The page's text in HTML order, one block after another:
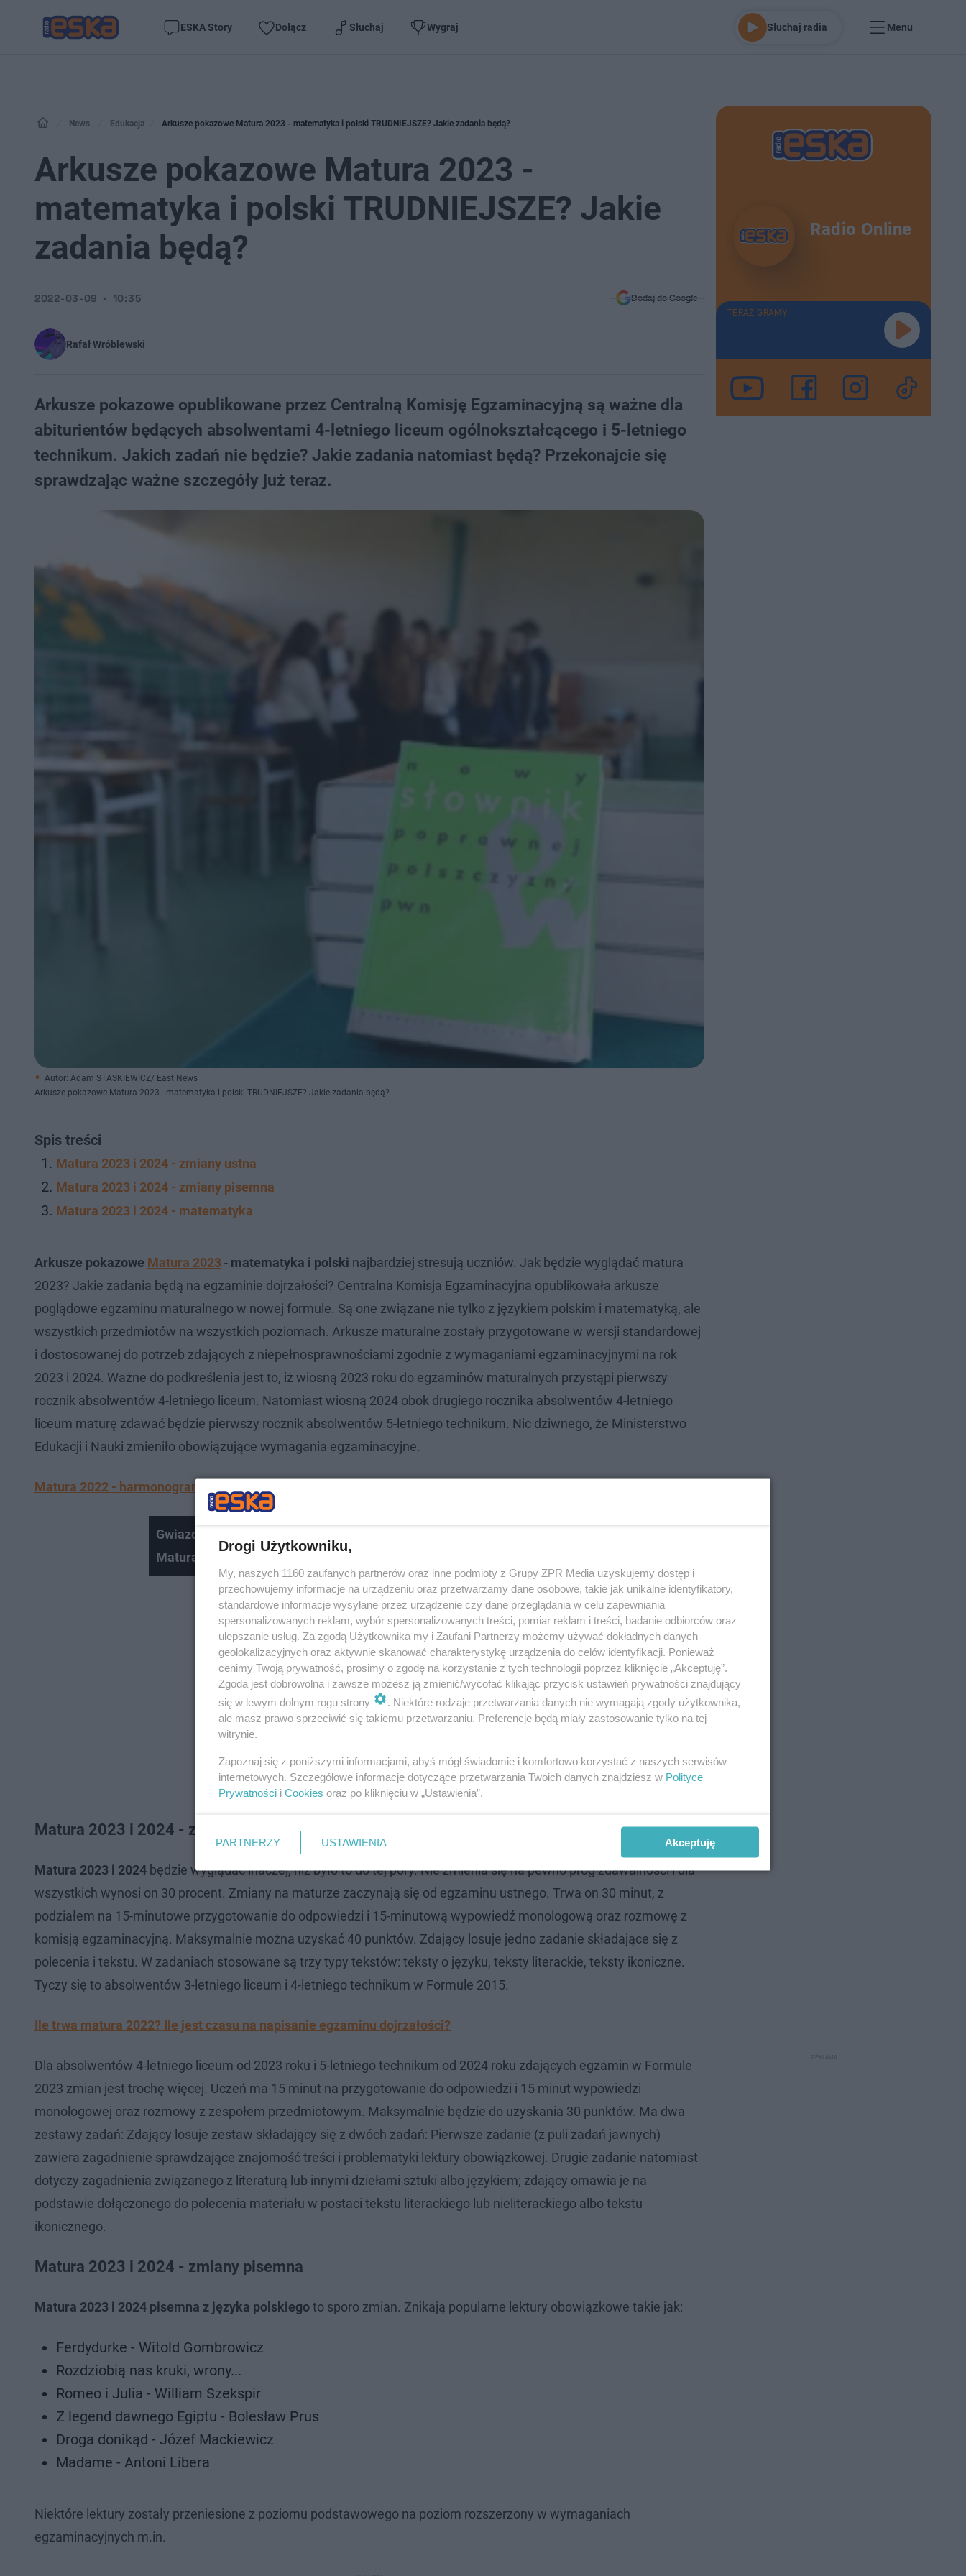
ESKA Story Dołącz Słuchaj Wygraj Słuchaj radia Menu
News Edukacja Arkusze pokazowe Matura 2023 - matematyka i polski TRUDNIEJSZE? Jakie zadania będą?
Arkusze pokazowe Matura 2023 -
matematyka i polski TRUDNIEJSZE? Jakie
zadania będą?
Rafał Wróblewski
2022-03-09 10:35 Dodaj do Google
Arkusze pokazowe opublikowane przez Centralną Komisję Egzaminacyjną są ważne dla
abiturientów będących absolwentami 4-letniego liceum ogólnokształcącego i 5-letniego
technikum. Jakich zadań nie będzie? Jakie zadania natomiast będą? Przekonajcie się
sprawdzając ważne szczegóły już teraz.
Autor: Adam STASKIEWICZ/ East News
Arkusze pokazowe Matura 2023 - matematyka i polski TRUDNIEJSZE? Jakie zadania będą?
Spis treści
Matura 2023 i 2024 - zmiany ustna
Matura 2023 i 2024 - zmiany pisemna
Matura 2023 i 2024 - matematyka
Arkusze pokazowe Matura 2023- matematyka i polski najbardziej stresują uczniów. Jak będzie wyglądać matura
2023? Jakie zadania będą na egzaminie dojrzałości? Centralna Komisja Egzaminacyjna opublikowała arkusze
poglądowe egzaminu maturalnego w nowej formule. Są one związane nie tylko z językiem polskim i matematyką, ale
wszystkich przedmiotów na wszystkich poziomach. Arkusze maturalne zostały przygotowane w wersji standardowej
i dostosowanej do potrzeb zdających z niepełnosprawnościami zgodnie z wymaganiami egzaminacyjnymi na rok
2023 i 2024. Ważne do podkreślenia jest to, iż wiosną 2023 roku do egzaminów maturalnych przystąpi pierwszy
rocznik absolwentów 4-letniego liceum. Natomiast wiosną 2024 obok drugiego rocznika absolwentów 4-letniego
liceum maturę zdawać będzie pierwszy rocznik absolwentów 5-letniego technikum. Nic dziwnego, że Ministerstwo
Edukacji i Nauki zmieniło obowiązujące wymagania egzaminacyjne.
Matura 2022 - harmonogram. Kiedy się odbędzie egzamin dojrzałości? [DATA]
Gwiazdy bez matury [Popek, Kayah, Dawid Kwiatkowski] | ESKA XD -
Maturalnie #21
Matura 2023 i 2024 - zmiany ustna
Matura 2023 i 2024 będzie wyglądać inaczej, niż było to do tej pory. Nie zmienia się na pewno próg zdawalności i dla
wszystkich wynosi on 30 procent. Zmiany na maturze zaczynają się od egzaminu ustnego. Trwa on 30 minut, z
podziałem na 15-minutowe przygotowanie do odpowiedzi i 15-minutową wypowiedź monologową oraz rozmowę z
komisją egzaminacyjną. Maksymalnie można uzyskać 40 punktów. Zdający losuje jedno zadanie składające się z
polecenia i tekstu. W zadaniach stosowane są trzy typy tekstów: teksty o języku, teksty literackie, teksty ikoniczne.
Tyczy się to absolwentów 3-letniego liceum i 4-letniego technikum w Formule 2015.
Ile trwa matura 2022? Ile jest czasu na napisanie egzaminu dojrzałości?
Dla absolwentów 4-letniego liceum od 2023 roku i 5-letniego technikum od 2024 roku zdających egzamin w Formule
2023 zmian jest trochę więcej. Uczeń ma 15 minut na przygotowanie do odpowiedzi i 15 minut wypowiedzi
monologowej oraz rozmowy z zespołem przedmiotowym. Maksymalnie będzie do uzyskania 30 punktów. Ma dwa
zestawy zadań: Zdający losuje zestaw składający się z dwóch zadań: Pierwsze zadanie (z puli zadań jawnych)
zawiera zagadnienie sprawdzające znajomość treści i problematyki lektury obowiązkowej. Drugie zadanie natomiast
dotyczy zagadnienia związanego z literaturą lub innymi dziełami sztuki albo językiem; zdający omawia je na
podstawie dołączonego do polecenia materiału w postaci tekstu literackiego lub nieliterackiego albo tekstu
ikonicznego.
Matura 2023 i 2024 - zmiany pisemna
Matura 2023 i 2024 pisemna z języka polskiegoto sporo zmian. Znikają popularne lektury obowiązkowe takie jak:
Ferdydurke - Witold Gombrowicz
Rozdziobią nas kruki, wrony...
Romeo i Julia - William Szekspir
Z legend dawnego Egiptu - Bolesław Prus
Droga donikąd - Józef Mackiewicz
Madame - Antoni Libera
Niektóre lektury zostały przeniesione z poziomu podstawowego na poziom rozszerzony w wymaganiach
egzaminacyjnych m.in.
Radio Online
TERAZ GRAMY
Drogi Użytkowniku,
My, naszych 1160 zaufanych partnerów oraz inne podmioty z Grupy ZPR Media uzyskujemy dostęp i
przechowujemy informacje na urządzeniu oraz przetwarzamy dane osobowe, takie jak unikalne identyfikatory,
standardowe informacje wysyłane przez urządzenie czy dane przeglądania w celu zapewniania
spersonalizowanych reklam, wybór spersonalizowanych treści, pomiar reklam i treści, badanie odbiorców oraz
ulepszanie usług. Za zgodą Użytkownika my i Zaufani Partnerzy możemy używać dokładnych danych
geolokalizacyjnych oraz aktywnie skanować charakterystykę urządzenia do celów identyfikacji. Ponieważ
cenimy Twoją prywatność, prosimy o zgodę na korzystanie z tych technologii poprzez kliknięcie „Akceptuję”.
Zgoda jest dobrowolna i zawsze możesz ją zmienić/wycofać klikając przycisk ustawień prywatności znajdujący
się w lewym dolnym rogu strony
. Niektóre rodzaje przetwarzania danych nie wymagają zgody użytkownika,
ale masz prawo sprzeciwić się takiemu przetwarzaniu. Preferencje będą miały zastosowanie tylko na tej
witrynie.
Zapoznaj się z poniższymi informacjami, abyś mógł świadomie i komfortowo korzystać z naszych serwisów
internetowych. Szczegółowe informacje dotyczące przetwarzania Twoich danych znajdziesz w Polityce
Prywatności i Cookies oraz po kliknięciu w „Ustawienia”.
PARTNERZY USTAWIENIA Akceptuję